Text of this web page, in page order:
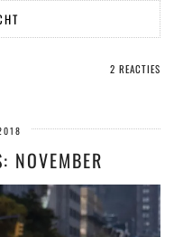
2 REACTIES
NOVEMBER